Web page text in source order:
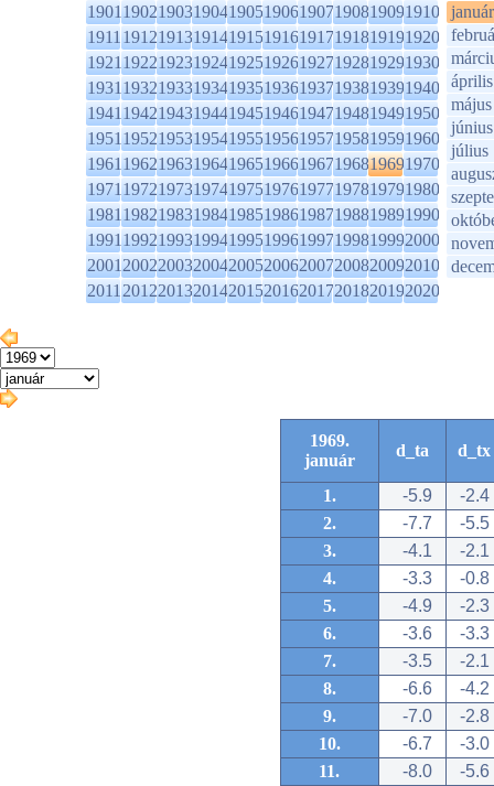
1901190219031904190519061907190819091910
1911191219131914191519161917191819191920
1921192219231924192519261927192819291930
1931193219331934193519361937193819391940
1941194219431944194519461947194819491950
1951195219531954195519561957195819591960
1961196219631964196519661967196819691970
1971197219731974197519761977197819791980
1981198219831984198519861987198819891990
1991199219931994199519961997199819992000
2001200220032004200520062007200820092010
2011201220132014201520162017201820192020
január
április
május
június
július
1969.
január
d_ta d_tx
1. -5.9
-2.4
2.
-7.7
-5.5
3.
-4.1
-2.1
4.
-3.3
-0.8
5.
-4.9
-2.3
6.
-3.6
-3.3
7.
-3.5
-2.1
8.
-6.6
-4.2
9.
-7.0
-2.8
10.
-6.7
-3.0
11.
-8.0
-5.6